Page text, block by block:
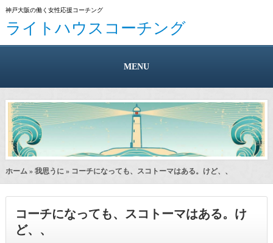
神戸大阪の働く女性応援コーチング
ライトハウスコーチング
MENU
ホーム » 我思うに » コーチになっても、スコトーマはある。けど、、
コーチになっても、スコトーマはある。け
ど、、